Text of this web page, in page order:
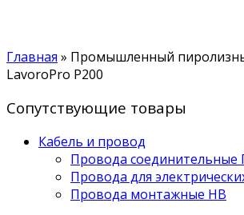
Главная » Промышленный
LavoroPro P200
Сопутствующие товары
Кабель и провод
Провода соединительные
Провода для
Провода монтажные НВ